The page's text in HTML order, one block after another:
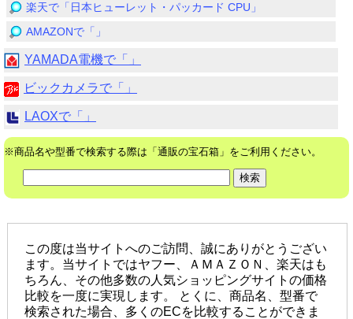
楽天で「日本ヒューレット・パッカード CPU」
AMAZONで「」
YAMADA電機で「」
ビックカメラで「」
LAOXで「」
※商品名や型番で検索する際は「通販の宝石箱」をご利用ください。
この度は当サイトへのご訪問、誠にありがとうござい
ます。当サイトではヤフー、ＡＭＡＺＯＮ、楽天はも
ちろん、その他多数の人気ショッピングサイトの価格
比較を一度に実現します。 とくに、商品名、型番で
検索された場合、多くのECを比較することができま